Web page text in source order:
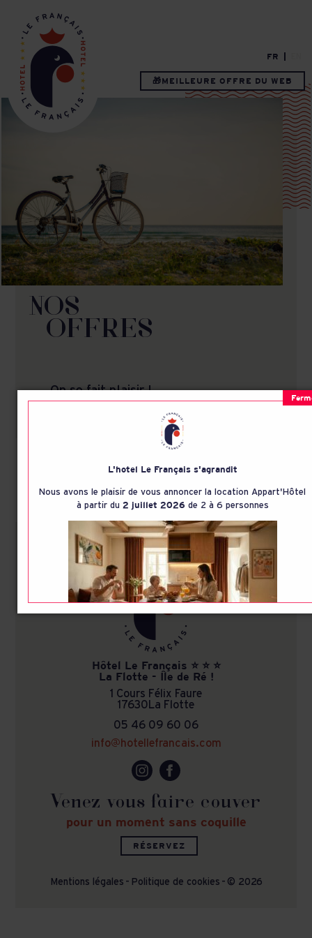
FR
🎁MEILLEURE OFFRE DU WEB
NOS
OFFRES
On se fait plaisir !
Hôtel Le Français ⭐ ⭐ ⭐
La Flotte - Île de Ré !
1 Cours Félix Faure
17630 La Flotte
05 46 09 60 06
info@hotellefrancais.com
Venez vous faire couver
pour un moment sans coquille
RÉSERVEZ
Mentions légales - Politique de cookies - © 2026
L'hotel Le Français s'agrandit
Nous avons le plaisir de vous annoncer la location Appart'Hôtel
à partir du 2 juillet 2026 de 2 à 6 personnes